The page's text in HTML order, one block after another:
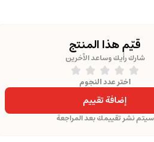
قيّم هذا المنتج
شارك رأيك وساعد الآخرين
اختر عدد النجوم
إضافة تقييم
سيتم نشر تقييمك بعد المراجعة